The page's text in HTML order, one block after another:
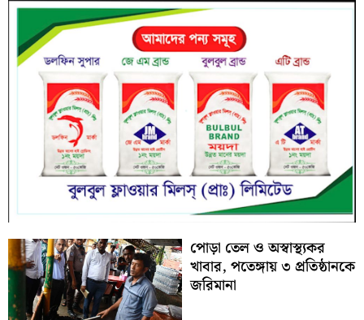
পোড়া তেল ও অস্বাস্থ্যকর
খাবার, পতেঙ্গায় ৩ প্রতিষ্ঠানকে
জরিমানা